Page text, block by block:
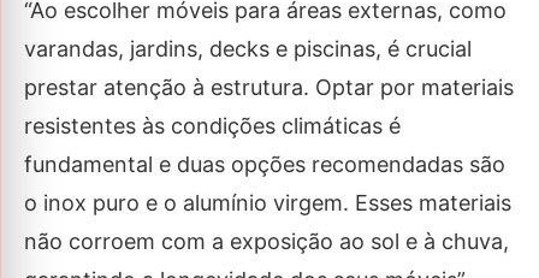
“Ao escolher móveis para áreas externas, como
varandas, jardins, decks e piscinas, é crucial
prestar atenção à estrutura. Optar por materiais
resistentes às condições climáticas é
fundamental e duas opções recomendadas são
o inox puro e o alumínio virgem. Esses materiais
não corroem com a exposição ao sol e à chuva,